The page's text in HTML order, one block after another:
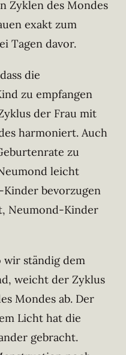
Zyklen des Mondes
exakt zum
Tagen davor.
die
zu empfangen
der Frau mit
harmoniert. Auch
zu
leicht
bevorzugen
Neumond-Kinder
ständig dem
weicht der Zyklus
Mondes ab. Der
Licht hat die
gebracht.